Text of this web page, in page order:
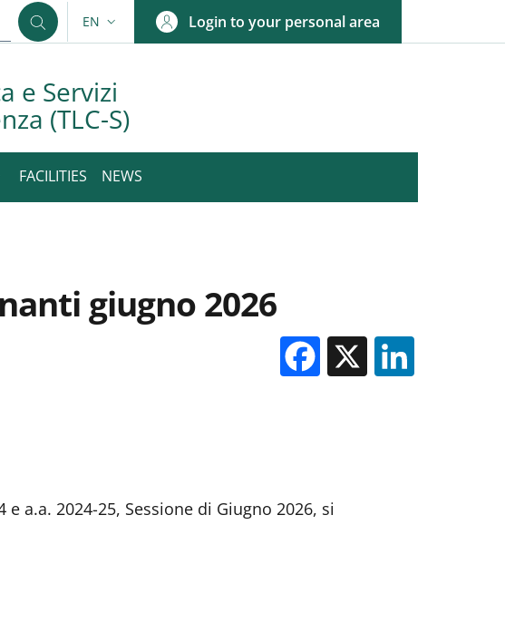
LANGUAGE SWITCHER: CURRENT LANGUAGE
EN Login to your personal area
e Servizi
(TLC-S)
FACILITIES NEWS
giugno 2026
Facebook
X
e a.a. 2024-25, Sessione di Giugno 2026, si